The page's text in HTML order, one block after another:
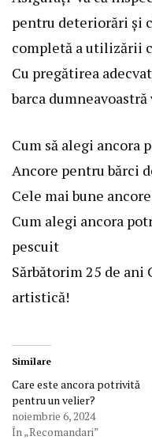
pentru deteriorări și
completă a utilizării
Cu pregătirea
barca
Cum să alegi ancora
Ancore pentru bărci
Cele mai bune
Cum alegi ancora
pescuit
Sărbătorim 25 de ani
artistică!
Similare
Care este ancora potrivită
pentru un velier?
noiembrie 6, 2024
În „Recomandari”